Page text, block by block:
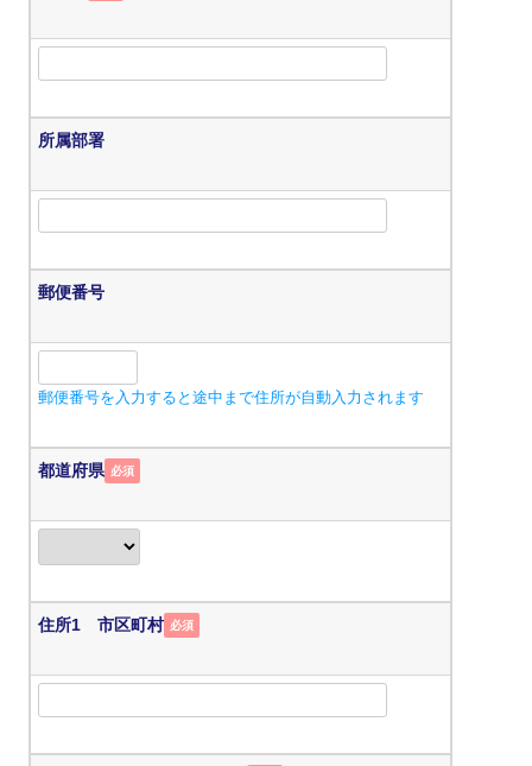
所属部署
郵便番号
郵便番号を入力すると途中まで住所が自動入力されます
都道府県 必須
住所1 市区町村 必須